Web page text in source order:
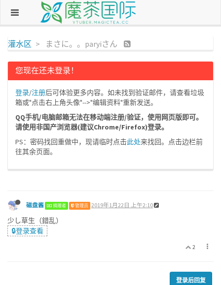
灌水区 まさに。。paryiさん
您现在还未登录！
登录/注册后可体验更多内容。如未找到验证邮件，请查看垃圾
箱或"点击右上角头像"-->"编辑资料"重新发送。
QQ手机/电脑邮箱无法在移动端注册/验证，使用网页版即可。
请使用非国产浏览器(建议Chrome/Firefox)登录。
PS：密码找回重做中，现请临时点击此处来找回。点击边栏前
往其余页面。
磁盘酱 捐赠者 管理员 2019年1月22日 上午2:10
少し草生（錯乱）
🔒登录查看
2
登录后回复